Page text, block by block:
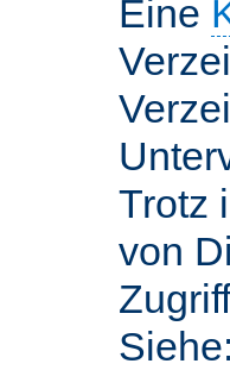
Eine
Trotz
von
Siehe: